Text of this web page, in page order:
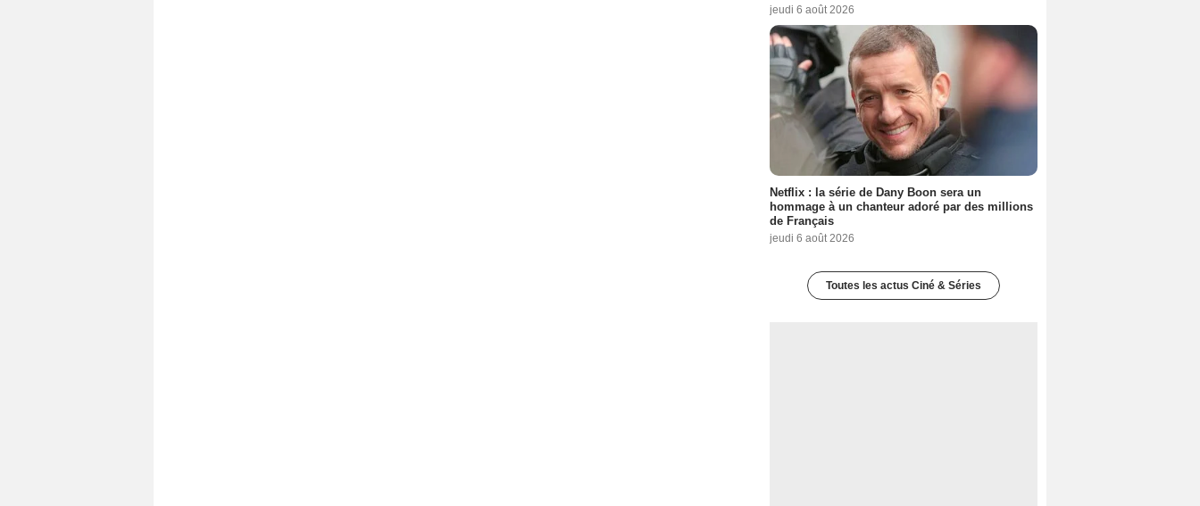
jeudi 6 août 2026
Netflix : la série de Dany Boon sera un
hommage à un chanteur adoré par des millions
de Français
jeudi 6 août 2026
Toutes les actus Ciné & Séries